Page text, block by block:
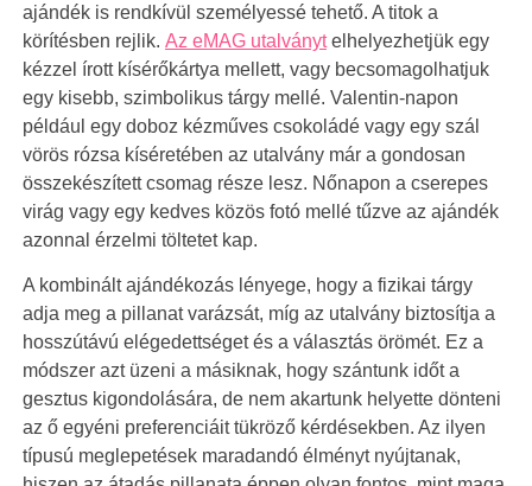
ajándék is rendkívül személyessé tehető. A titok a
körítésben rejlik. Az eMAG utalványtelhelyezhetjük egy
kézzel írott kísérőkártya mellett, vagy becsomagolhatjuk
egy kisebb, szimbolikus tárgy mellé. Valentin-napon
például egy doboz kézműves csokoládé vagy egy szál
vörös rózsa kíséretében az utalvány már a gondosan
összekészített csomag része lesz. Nőnapon a cserepes
virág vagy egy kedves közös fotó mellé tűzve az ajándék
azonnal érzelmi töltetet kap.
A kombinált ajándékozás lényege, hogy a fizikai tárgy
adja meg a pillanat varázsát, míg az utalvány biztosítja a
hosszútávú elégedettséget és a választás örömét. Ez a
módszer azt üzeni a másiknak, hogy szántunk időt a
gesztus kigondolására, de nem akartunk helyette dönteni
az ő egyéni preferenciáit tükröző kérdésekben. Az ilyen
típusú meglepetések maradandó élményt nyújtanak,